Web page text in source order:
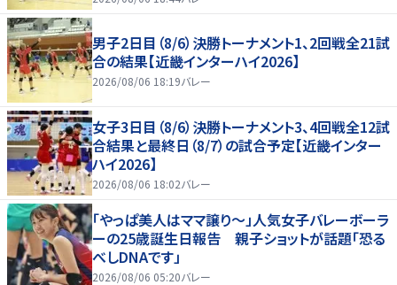
男子2日目（8/6）決勝トーナメント1、2回戦全21試
合の結果【近畿インターハイ2026】
2026/08/06 18:19バレー
女子3日目（8/6）決勝トーナメント3、4回戦全12試
合結果と最終日（8/7）の試合予定【近畿インター
ハイ2026】
2026/08/06 18:02バレー
「やっぱ美人はママ譲り～」人気女子バレーボーラ
ーの25歳誕生日報告 親子ショットが話題「恐る
べしDNAです」
2026/08/06 05:20バレー